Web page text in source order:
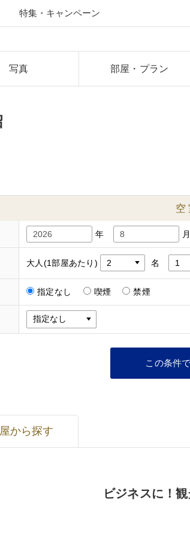
特集・キャンペーン
写真 部屋・プラン
空
年 月
大人(1部屋あたり) 名
指定なし 喫煙 禁煙
から探す
ビジネスに！